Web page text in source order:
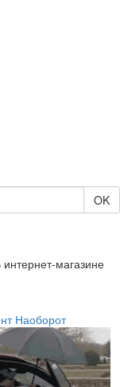
OK
интернет-магазине
Наоборот